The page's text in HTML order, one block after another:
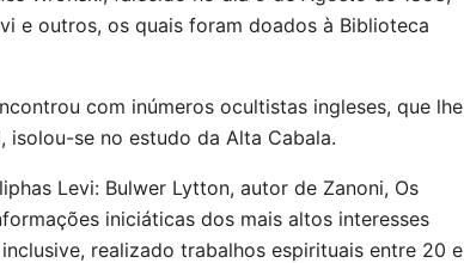
e outros, os quais foram doados à Biblioteca
com inúmeros ocultistas ingleses, que lhe
isolou-se no estudo da Alta Cabala.
Levi: Bulwer Lytton, autor de Zanoni, Os
iniciáticas dos mais altos interesses
realizado trabalhos espirituais entre 20 e